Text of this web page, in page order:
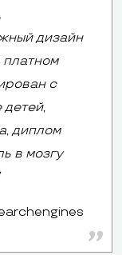
дизайн
платном
с
детей,
диплом
в мозгу